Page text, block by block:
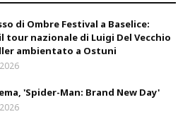
di Ombre Festival a Baselice:
tour nazionale di Luigi Del Vecchio
ambientato a Ostuni
'Spider-Man: Brand New Day'